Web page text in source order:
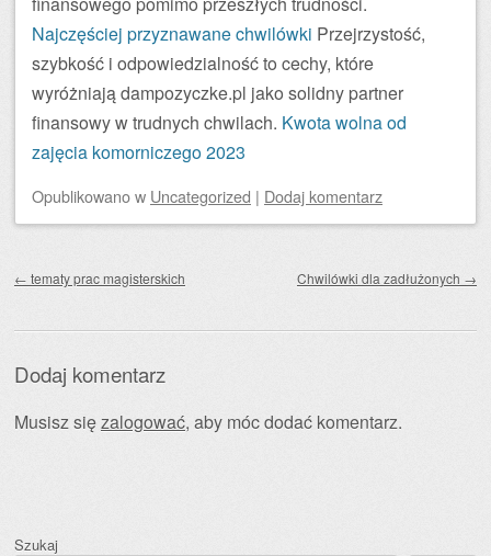
Najczęściej przyznawane chwilówki Przejrzystość,
szybkość i odpowiedzialność to cechy, które
wyróżniają dampozyczke.pl jako solidny partner
finansowy w trudnych chwilach. Kwota wolna od
zajęcia komorniczego 2023
Opublikowanow Uncategorized | Dodaj komentarz
← tematy prac magisterskich Chwilówki dla zadłużonych →
Dodaj komentarz
Musisz sięzalogować, aby móc dodać komentarz.
Szukaj